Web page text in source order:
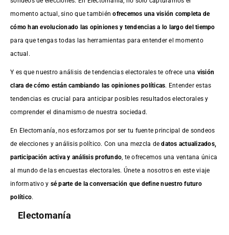
momento actual, sino que tambiénofrecemos una visión completa de
cómo han evolucionado las opiniones y tendencias a lo largo del tiempo
para que tengas todas las herramientas para entender el momento
actual.
Y es que nuestro análisis de tendencias electorales te ofrece una visión
clara de cómo están cambiando las opiniones políticas. Entender estas
tendencias es crucial para anticipar posibles resultados electorales y
comprender el dinamismo de nuestra sociedad.
En Electomanía, nos esforzamos por ser tu fuente principal de sondeos
de elecciones y análisis político. Con una mezcla dedatos actualizados,
participación activa y análisis profundo , te ofrecemos una ventana única
al mundo de las encuestas electorales. Únete a nosotros en este viaje
informativo y sé parte de la conversación que define nuestro futuro
político.
Electomanía